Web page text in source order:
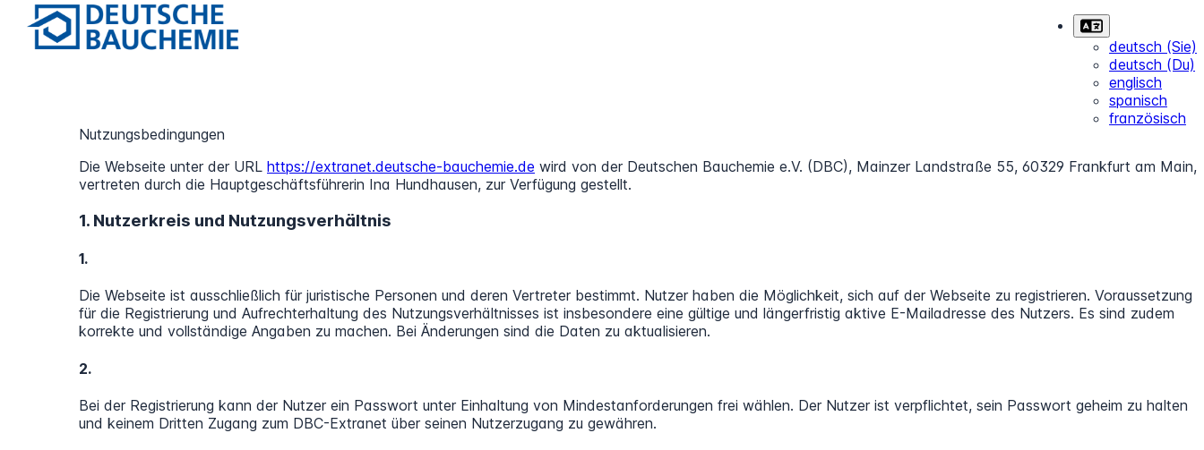
deutsch (Sie)
deutsch (Du)
englisch
spanisch
französisch
Nutzungsbedingungen
Die Webseite unter der URL https://extranet.deutsche-bauchemie.de wird von der Deutschen Bauchemie e.V. (DBC), Mainzer Landstraße 55, 60329 Frankfurt am Main,
vertreten durch die Hauptgeschäftsführerin Ina Hundhausen, zur Verfügung gestellt.
1. Nutzerkreis und Nutzungsverhältnis
1.
Die Webseite ist ausschließlich für juristische Personen und deren Vertreter bestimmt. Nutzer haben die Möglichkeit, sich auf der Webseite zu registrieren. Voraussetzung
für die Registrierung und Aufrechterhaltung des Nutzungsverhältnisses ist insbesondere eine gültige und längerfristig aktive E-Mailadresse des Nutzers. Es sind zudem
korrekte und vollständige Angaben zu machen. Bei Änderungen sind die Daten zu aktualisieren.
2.
Bei der Registrierung kann der Nutzer ein Passwort unter Einhaltung von Mindestanforderungen frei wählen. Der Nutzer ist verpflichtet, sein Passwort geheim zu halten
und keinem Dritten Zugang zum DBC-Extranet über seinen Nutzerzugang zu gewähren.